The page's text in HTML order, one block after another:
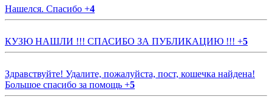
Нашелся. Спасибо +4
КУЗЮ НАШЛИ !!! СПАСИБО ЗА ПУБЛИКАЦИЮ !!! +5
Здравствуйте! Удалите, пожалуйста, пост, кошечка найдена!
Большое спасибо за помощь +5